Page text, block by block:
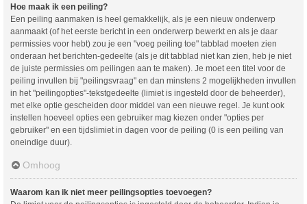
Hoe maak ik een peiling?
Een peiling aanmaken is heel gemakkelijk, als je een nieuw onderwerp
aanmaakt (of het eerste bericht in een onderwerp bewerkt en als je daar
permissies voor hebt) zou je een "voeg peiling toe" tabblad moeten zien
onderaan het berichten-gedeelte (als je dit tabblad niet kan zien, heb je niet
de juiste permissies om peilingen aan te maken). Je moet een titel voor de
peiling invullen bij "peilingsvraag" en dan minstens 2 mogelijkheden invullen
in het "peilingopties"-tekstgedeelte (limiet is ingesteld door de beheerder),
met elke optie gescheiden door middel van een nieuwe regel. Je kunt ook
instellen hoeveel opties een gebruiker mag kiezen onder "opties per
gebruiker" en een tijdslimiet in dagen voor de peiling (0 is een peiling van
oneindige duur).
Omhoog
Waarom kan ik niet meer peilingsopties toevoegen?